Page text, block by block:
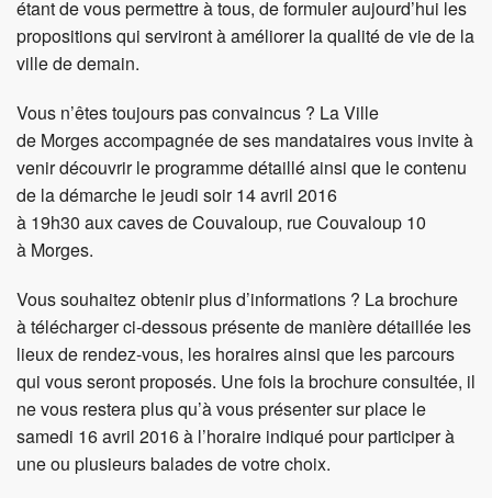
étant de vous permettre à tous, de formuler aujourd’hui les
propositions qui serviront à améliorer la qualité de vie de la
ville de demain.
Vous n’êtes toujours pas convaincus ? La Ville
de Morges accompagnée de ses mandataires vous invite à
venir découvrir le programme détaillé ainsi que le contenu
de la démarche le jeudi soir 14 avril 2016
à 19h30 aux caves de Couvaloup, rue Couvaloup 10
à Morges.
Vous souhaitez obtenir plus d’informations ? La brochure
à télécharger ci-dessous présente de manière détaillée les
lieux de rendez-vous, les horaires ainsi que les parcours
qui vous seront proposés. Une fois la brochure consultée, il
ne vous restera plus qu’à vous présenter sur place le
samedi 16 avril 2016 à l’horaire indiqué pour participer à
une ou plusieurs balades de votre choix.